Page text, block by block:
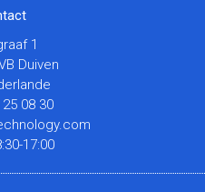
1
Duiven
08 30
17:00